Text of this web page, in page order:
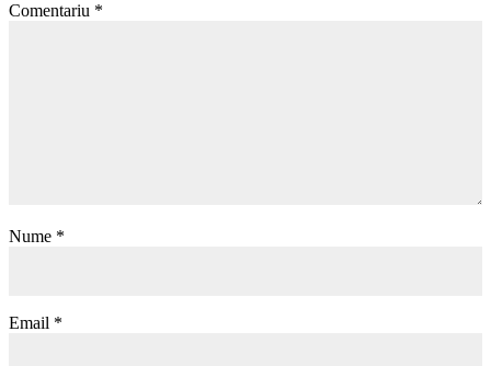
Comentariu *
Nume *
Email *